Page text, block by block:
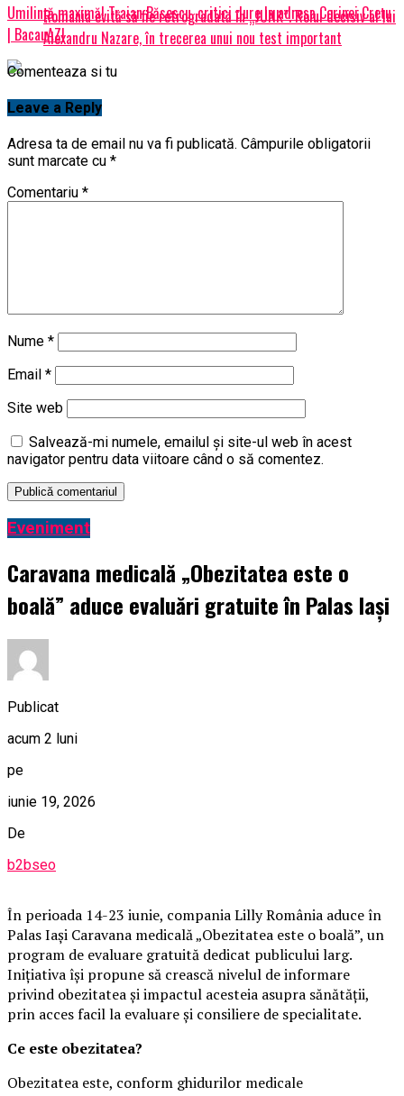
Umilință maximă! Traian Băsescu, critici dure la adresa Corinei Crețu
| BacauAZI
România evită să fie retrogradată în „JUNK”. Rolul decisiv al lui
Alexandru Nazare, în trecerea unui nou test important
Comenteaza si tu
Leave a Reply
Adresa ta de email nu va fi publicată. Câmpurile obligatorii
sunt marcate cu *
Comentariu *
Nume *
Email *
Site web
Salvează-mi numele, emailul și site-ul web în acest
navigator pentru data viitoare când o să comentez.
Eveniment
Caravana medicală „Obezitatea este o
boală” aduce evaluări gratuite în Palas Iași
Publicat
acum 2 luni
pe
iunie 19, 2026
De
b2bseo
În perioada 14-23 iunie, compania Lilly România aduce în
Palas Iași Caravana medicală „Obezitatea este o boală”, un
program de evaluare gratuită dedicat publicului larg.
Inițiativa își propune să crească nivelul de informare
privind obezitatea și impactul acesteia asupra sănătății,
prin acces facil la evaluare și consiliere de specialitate.
Ce este obezitatea?
Obezitatea este, conform ghidurilor medicale